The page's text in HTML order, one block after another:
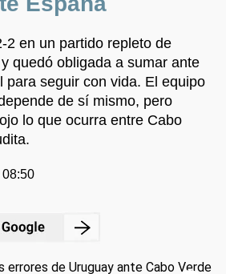
2 en un partido repleto de
quedó obligada a sumar ante
para seguir con vida. El equipo
de sí mismo, pero
lo que ocurra entre Cabo